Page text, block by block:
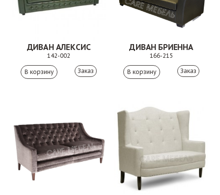
ДИВАН АЛЕКСИС
142-002
Заказ
ДИВАН БРИЕННА
166-215
Заказ